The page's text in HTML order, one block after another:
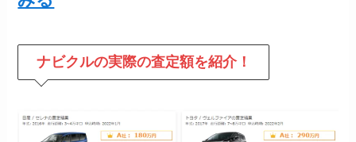
ナビクルの実際の査定額を紹介！